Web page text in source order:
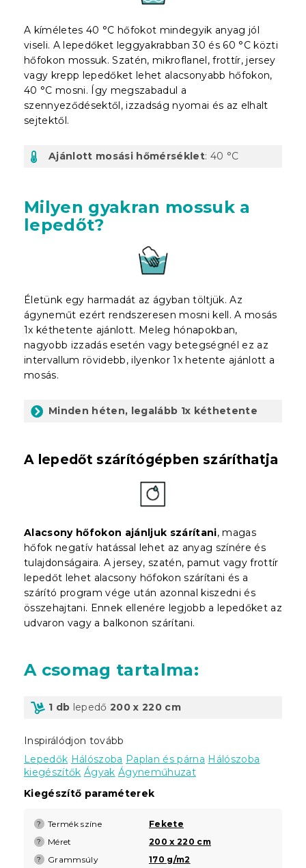
A kíméletes 40 °C hőfokot mindegyik anyag jól
viseli. A lepedőket leggyakrabban 30 és 60 °C közti
hőfokon mossuk. Szatén, mikroflanel, frottír, jersey
vagy krepp lepedőket lehet alacsonyabb hőfokon,
40 °C mosni. Így megszabadul a
szennyeződésektől, izzadság nyomai és az elhalt
sejtektől.
Ajánlott mosási hőmérséklet: 40 °C
Milyen gyakran mossuk a
lepedőt?
Életünk egy harmadát az ágyban töltjük. Az
ágyneműt ezért rendszeresen mosni kell. A mosás
1x kéthetente ajánlott. Meleg hónapokban,
nagyobb izzadás esetén vagy betegségnél ez az
intervallum rövidebb, ilyenkor 1x hetente ajánlott a
mosás.
Minden héten, legalább 1x kéthetente
A lepedőt szárítógépben száríthatja
Alacsony hőfokon ajánljuk szárítani, magas
hőfok negatív hatással lehet az anyag színére és
tulajdonságaira. A jersey, szatén, pamut vagy frottír
lepedőt lehet alacsony hőfokon szárítani és a
szárító program vége után azonnal kiszedni és
összehajtani. Ennek ellenére legjobb a lepedőket az
udvaron vagy a balkonon szárítani.
A csomag tartalma:
1 db lepedő200 x 220 cm
Inspirálódjon tovább
Lepedők Hálószoba Paplan és párna Hálószoba
kiegészítők Ágyak Ágyneműhuzat
Kiegészítő paraméterek
? Termék színe Fekete
? Méret 200 x 220 cm
? Grammsúly
170 g/m2